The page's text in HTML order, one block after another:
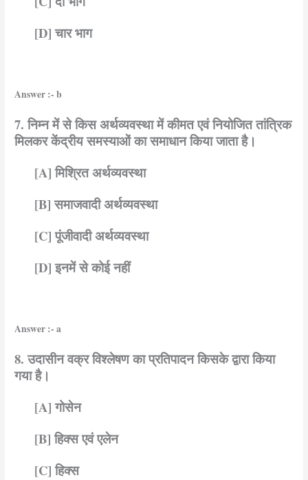
[D] चार भाग
Answer :- b
7. निम्न में से किस अर्थव्यवस्था में कीमत एवं नियोजित तांत्रिक
मिलकर केंद्रीय समस्याओं का समाधान किया जाता है।
[A] मिश्रित अर्थव्यवस्था
[B] समाजवादी अर्थव्यवस्था
[C] पूंजीवादी अर्थव्यवस्था
[D] इनमें से कोई नहीं
Answer :- a
8. उदासीन वक्र विश्लेषण का प्रतिपादन किसके द्वारा किया
गया है।
[A] गोसेन
[B] हिक्स एवं एलेन
[C] हिक्स